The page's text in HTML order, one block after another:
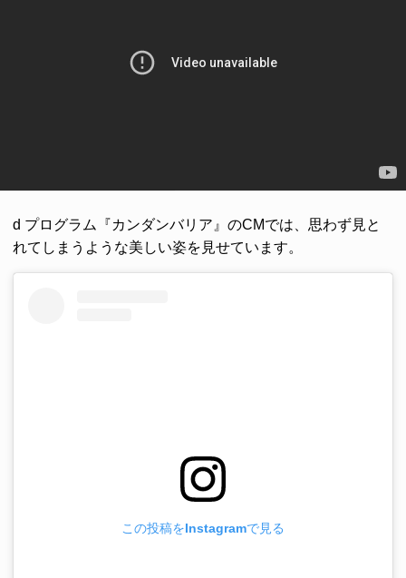
d プログラム『カンダンバリア』のCMでは、思わず見と
れてしまうような美しい姿を見せています。
この投稿をInstagramで見る